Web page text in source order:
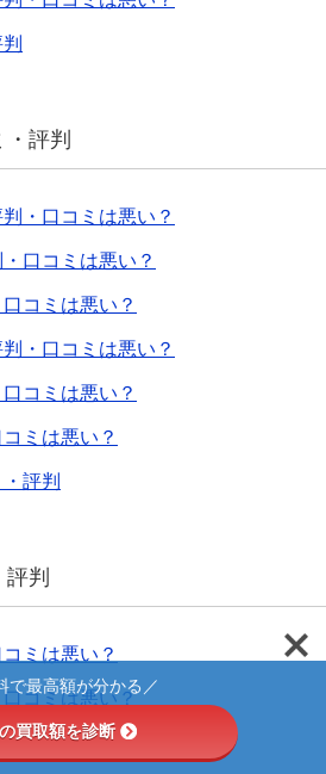
評判
・口コミは悪い？
口コミは悪い？
コミは悪い？
・口コミは悪い？
コミは悪い？
ミは悪い？
評判
判
ミは悪い？
コミは悪い？
口コミは悪い？
で最高額が分かる／
買取額を診断